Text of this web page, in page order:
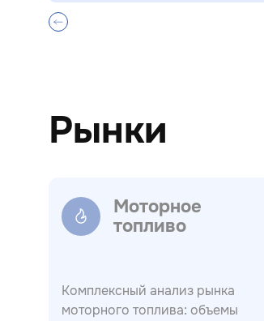
Рынки
Моторное
топливо
Комплексный анализ рынка
моторного топлива: объемы